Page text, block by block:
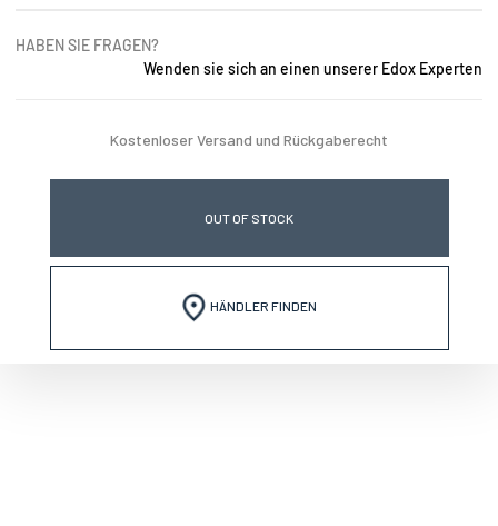
HABEN SIE FRAGEN?
Wenden sie sich an einen unserer Edox Experten
Kostenloser Versand und Rückgaberecht
OUT OF STOCK
HÄNDLER FINDEN